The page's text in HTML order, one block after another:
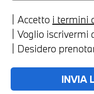
Accetto i termini
Voglio iscrivermi
Desidero